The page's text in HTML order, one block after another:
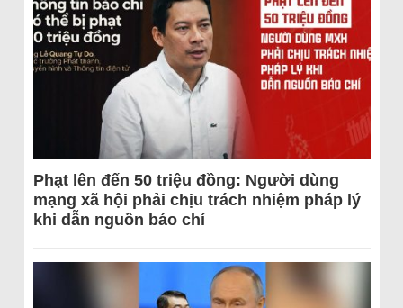
Phạt lên đến 50 triệu đồng: Người dùng
mạng xã hội phải chịu trách nhiệm pháp lý
khi dẫn nguồn báo chí